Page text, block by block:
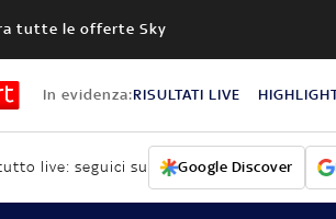
tutte le offerte Sky
In evidenza:RISULTATI LIVE
live: seguici su Google Discover